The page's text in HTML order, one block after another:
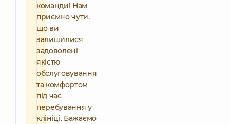
команди! Нам
приємно чути,
що ви
залишилися
задоволені
якістю
обслуговування
та комфортом
під час
перебування у
клініці. Бажаємо